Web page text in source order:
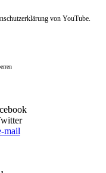
von YouTube.
mail